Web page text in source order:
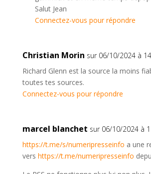
Salut Jean
Connectez-vous pour répondre
Christian Morin sur 06/10/2024 à
Richard Glenn est la source la moins
toutes tes sources.
Connectez-vous pour répondre
marcel blanchet sur 06/10/2024 à
https://t.me/s/numeripresseinfo a une
vers https://t.me/numeripresseinfo